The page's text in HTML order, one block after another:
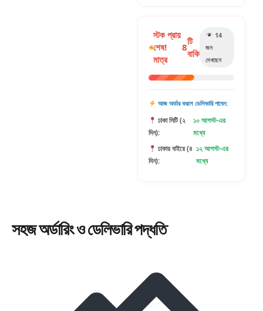
স্টক প্রায়
শেষ!
মাত্র
8
টি
বাকি
14
জন
দেখছেন
আজ অর্ডার করলে ডেলিভারি পাবেন:
ঢাকা সিটি (২
দিন):
১০ আগস্ট-এর
মধ্যে
ঢাকার বাইরে (৪
দিন):
১২ আগস্ট-এর
মধ্যে
সহজঅর্ডারিংও ডেলিভারি পদ্ধতি